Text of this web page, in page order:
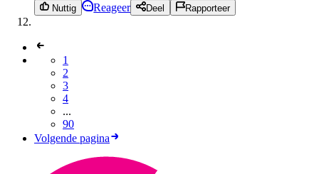
Nuttig Reageer Deel Rapporteer
1
2
3
4
...
90
Volgende pagina